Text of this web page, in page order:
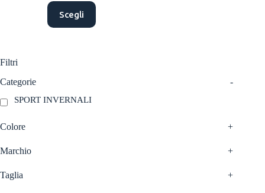
Scegli
Questo
prodotto
ha
scelte
Filtri
Categorie
-
SPORT INVERNALI
Colore +
Marchio +
Taglia +